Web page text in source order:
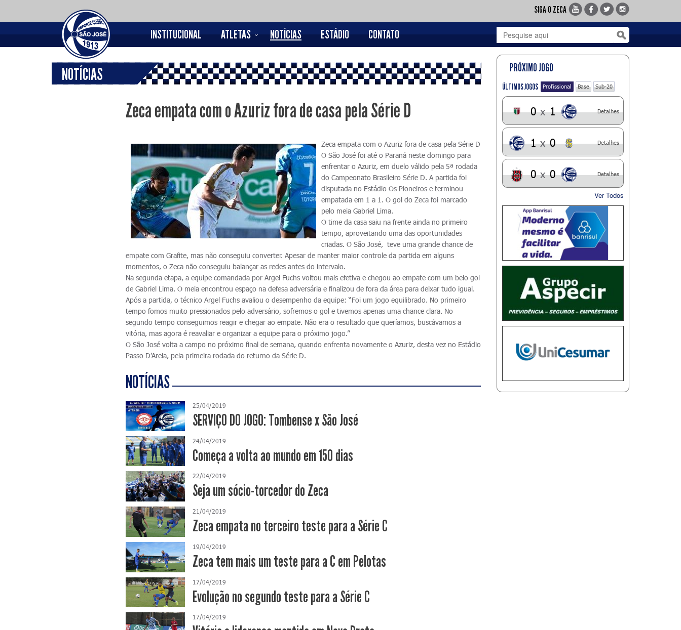
SIGA O ZECA
INSTITUCIONAL ATLETAS NOTÍCIAS ESTÁDIO CONTATO
NOTÍCIAS
Zeca empata com o Azuriz fora de casa pela Série D
Zeca empata com o Azuriz fora de casa pela Série D
O São José foi até o Paraná neste domingo para
enfrentar o Azuriz, em duelo válido pela 5ª rodada
do Campeonato Brasileiro Série D. A partida foi
disputada no Estádio Os Pioneiros e terminou
empatada em 1 a 1. O gol do Zeca foi marcado
pelo meia Gabriel Lima.
O time da casa saiu na frente ainda no primeiro
tempo, aproveitando uma das oportunidades
criadas. O São José, teve uma grande chance de
empate com Grafite, mas não conseguiu converter. Apesar de manter maior controle da partida em alguns
momentos, o Zeca não conseguiu balançar as redes antes do intervalo.
Na segunda etapa, a equipe comandada por Argel Fuchs voltou mais efetiva e chegou ao empate com um belo gol
de Gabriel Lima. O meia encontrou espaço na defesa adversária e finalizou de fora da área para deixar tudo igual.
Após a partida, o técnico Argel Fuchs avaliou o desempenho da equipe: “Foi um jogo equilibrado. No primeiro
tempo fomos muito pressionados pelo adversário, sofremos o gol e tivemos apenas uma chance clara. No
segundo tempo conseguimos reagir e chegar ao empate. Não era o resultado que queríamos, buscávamos a
vitória, mas agora é reavaliar e organizar a equipe para o próximo jogo.”
O São José volta a campo no próximo final de semana, quando enfrenta novamente o Azuriz, desta vez no Estádio
Passo D’Areia, pela primeira rodada do returno da Série D.
NOTÍCIAS
25/04/2019
SERVIÇO DO JOGO: Tombense x São José
24/04/2019
Começa a volta ao mundo em 150 dias
22/04/2019
Seja um sócio-torcedor do Zeca
21/04/2019
Zeca empata no terceiro teste para a Série C
19/04/2019
Zeca tem mais um teste para a C em Pelotas
17/04/2019
Evolução no segundo teste para a Série C
17/04/2019
PRÓXIMO JOGO
ÚLTIMOS JOGOS Profissional Base Sub-20
0 x 1 Detalhes
1 x 0 Detalhes
0 x 0 Detalhes
Ver Todos